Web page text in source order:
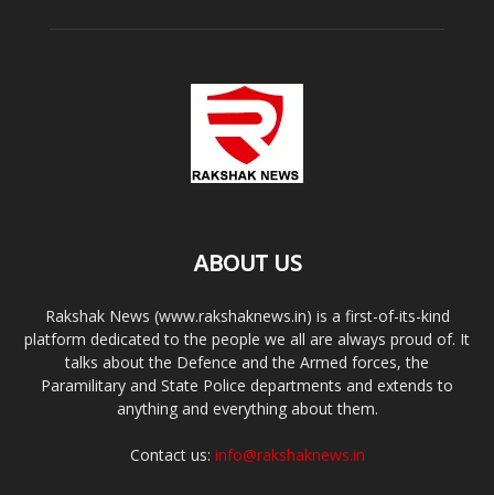
ABOUT US
Rakshak News (www.rakshaknews.in) is a first-of-its-kind
platform dedicated to the people we all are always proud of. It
talks about the Defence and the Armed forces, the
Paramilitary and State Police departments and extends to
anything and everything about them.
Contact us: info@rakshaknews.in